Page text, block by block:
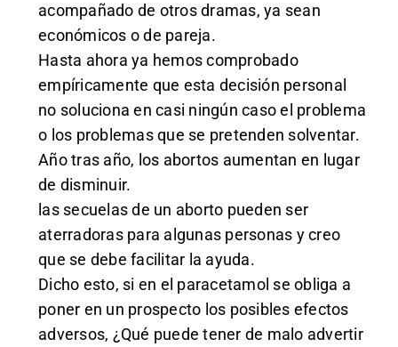
acompañado de otros dramas, ya sean
económicos o de pareja.
Hasta ahora ya hemos comprobado
empíricamente que esta decisión personal
no soluciona en casi ningún caso el problema
o los problemas que se pretenden solventar.
Año tras año, los abortos aumentan en lugar
de disminuir.
las secuelas de un aborto pueden ser
aterradoras para algunas personas y creo
que se debe facilitar la ayuda.
Dicho esto, si en el paracetamol se obliga a
poner en un prospecto los posibles efectos
adversos, ¿Qué puede tener de malo advertir